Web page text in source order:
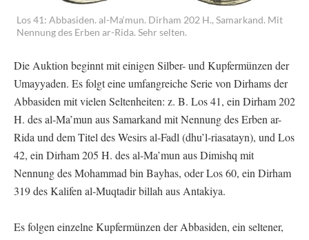
Los 41: Abbasiden. al-Ma‘mun. Dirham 202 H., Samarkand. Mit
Nennung des Erben ar-Rida. Sehr selten.
Die Auktion beginnt mit einigen Silber- und Kupfermünzen der
Umayyaden. Es folgt eine umfangreiche Serie von Dirhams der
Abbasiden mit vielen Seltenheiten: z. B. Los 41, ein Dirham 202
H. des al-Ma’mun aus Samarkand mit Nennung des Erben ar-
Rida und dem Titel des Wesirs al-Fadl (dhu’l-riasatayn), und Los
42, ein Dirham 205 H. des al-Ma’mun aus Dimishq mit
Nennung des Mohammad bin Bayhas, oder Los 60, ein Dirham
319 des Kalifen al-Muqtadir billah aus Antakiya.
Es folgen einzelne Kupfermünzen der Abbasiden, ein seltener,